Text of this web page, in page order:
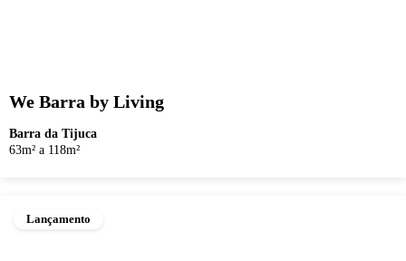
We Barra by Living
Barra da Tijuca
63m² a 118m²
Lançamento